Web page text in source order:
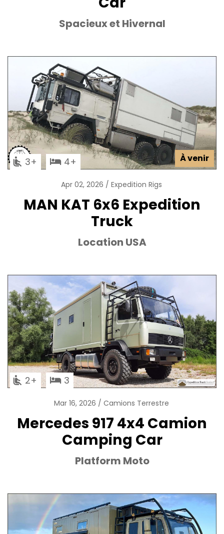
Spacieux et Hivernal
À venir
3 4
Apr 02, 2026 Expedition Rigs
MAN KAT 6x6 Expedition
Truck
Location USA
2 3
Mar 16, 2026 Camions Terrestre
Mercedes 917 4x4 Camion
Camping Car
Platform Moto